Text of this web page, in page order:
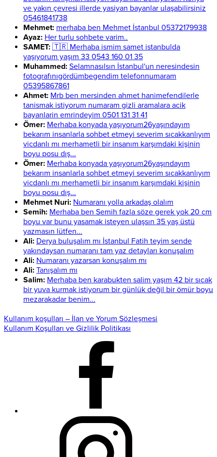
ve yakın çevresi illerde yasiyan bayanlar ulaşabilirsiniz
05461841738
Mehmet: merhaba ben Mehmet İstanbul 05372179938
Ayaz: Her turlu sohbete varim..
SAMET: 🇹🇷 Merhaba ismim samet istanbulda
yaşıyorum yaşım 33 0543 160 01 35
Muhammed: Selamnasılsın İstanbul'un neresindesin
fotografınıgördümbegendim telefonnumaram
05395867861
Ahmet: Mrb ben mersinden ahmet hanimefendilerle
tanismak istiyorum numaram gizli aramalara acik
bayanlarin emrindeyim 0501 131 31 41
Ömer: Merhaba konyada yaşıyorum26yaşındayım
bekarım insanlarla sohbet etmeyi severim sıcakkanlıyım
vicdanlı mı merhametli bir insanım karşımdaki kişinin
boyu posu dış...
Ömer: Merhaba konyada yaşıyorum26yaşındayım
bekarım insanlarla sohbet etmeyi severim sıcakkanlıyım
vicdanlı mı merhametli bir insanım karşımdaki kişinin
boyu posu dış...
Mehmet Nuri: Numaranı yolla arkadaş olalım
Semih: Merhaba ben Semih fazla söze gerek yok 20 cm
boyu var bunu yasamak isteyen ulaşsın 35 yaş üstü
yazmasın lütfen...
Ali: Derya buluşalım mı İstanbul Fatih teyim sende
yakındaysan numaranı tam yaz detayları konuşalım
Ali: Numaranı yazarsan konuşalım mı
Ali: Tanışalım mı
Salim: Merhaba ben karabukten salim yaşım 42 bir sıcak
bir yuva kurmak istiyorum bir günlük değil bir ömür boyu
mezarakadar benim...
Kullanım koşulları – İlan ve Yorum Sözleşmesi
Kullanım Koşulları ve Gizlilik Politikası